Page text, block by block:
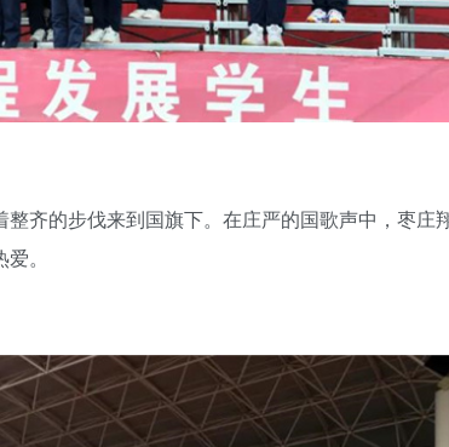
齐的步伐来到国旗下。在庄严的国歌声中，枣庄
。